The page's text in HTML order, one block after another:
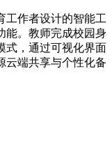
工作者设计的智能工
能。教师完成校园身
式，通过可视化界面
云端共享与个性化备